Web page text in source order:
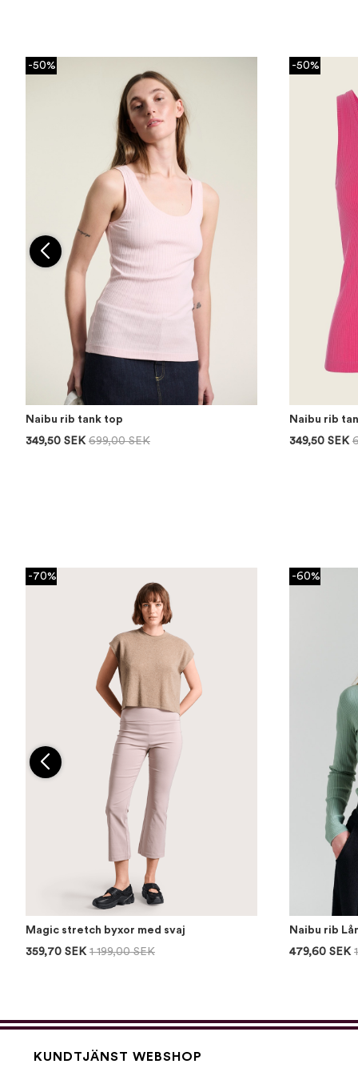
-50%
Naibu rib tank top
349,50 SEK 699,00 SEK
-50%
Naibu rib
349,50 SEK
-70%
Magic stretch byxor med svaj
359,70 SEK 1 199,00 SEK
-60%
Naibu rib
479,60 SEK
KUNDTJÄNST WEBSHOP